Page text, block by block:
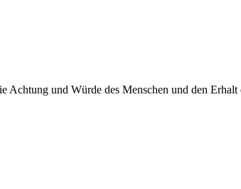
Achtung und Würde des Menschen und den